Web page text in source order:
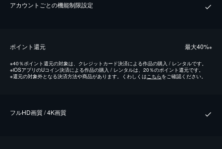
アカウントごとの機能制限設定
ポイント還元 最⼤40%※
※40％ポイント還元の対象は、クレジットカード決済による作品の購入 / レンタルです。
※iOSアプリのUコイン決済による作品の購入 / レンタルは、20％のポイント還元です。
※還元の対象外となる決済方法や商品があります。くわしくはこちらをご確認ください。
フルHD画質 / 4K画質